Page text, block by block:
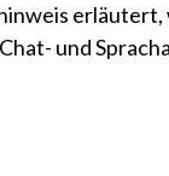
und